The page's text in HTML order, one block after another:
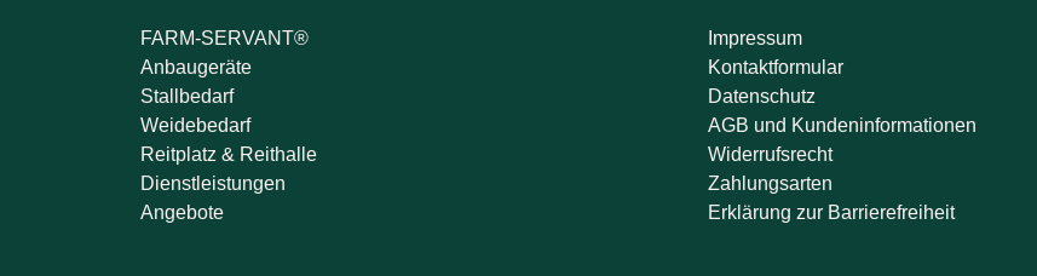
FARM-SERVANT®
Anbaugeräte
Stallbedarf
Weidebedarf
Reitplatz & Reithalle
Dienstleistungen
Angebote
Impressum
Kontaktformular
Datenschutz
AGB und Kundeninformationen
Widerrufsrecht
Zahlungsarten
Erklärung zur Barrierefreiheit